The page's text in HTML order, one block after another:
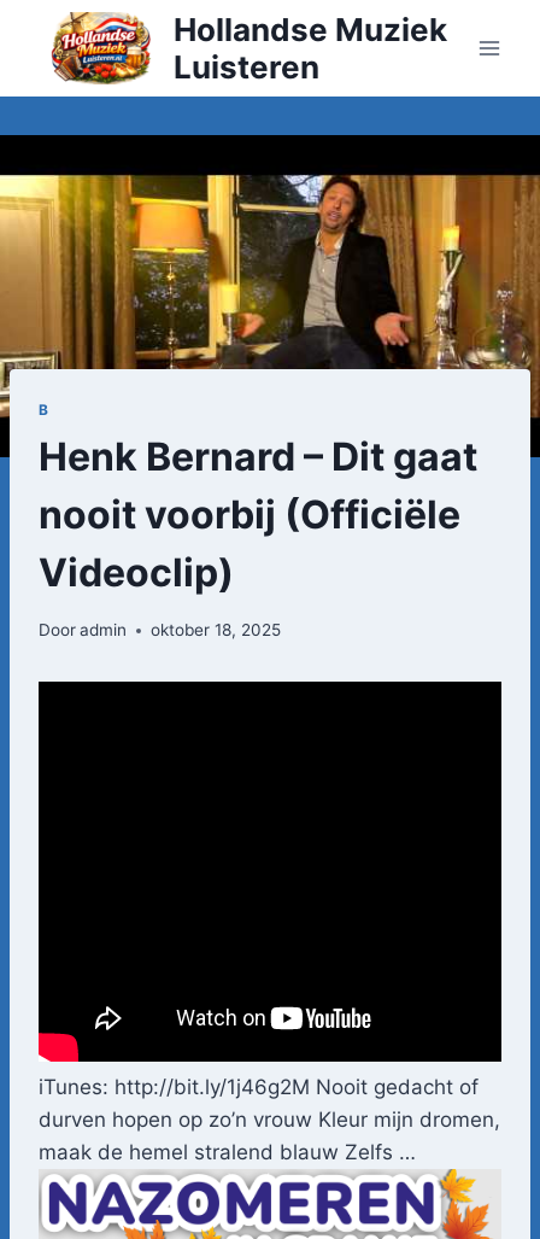
Doorgaan
inhoud
Hollandse Muziek
Luisteren
B
Henk Bernard – Dit gaat
nooit voorbij (Officiële
Videoclip)
Dooradmin oktober 18, 2025
iTunes: http://bit.ly/1j46g2M Nooit gedacht of
durven hopen op zo’n vrouw Kleur mijn dromen,
maak de hemel stralend blauw Zelfs …